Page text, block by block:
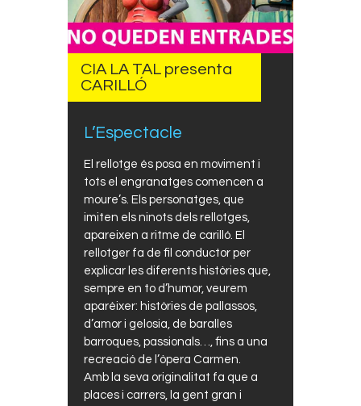
CIA LA TAL presenta
CARILLÓ
L’Espectacle
El rellotge és posa en moviment i
tots el engranatges comencen a
moure’s. Els personatges, que
imiten els ninots dels rellotges,
apareixen a ritme de carilló. El
rellotger fa de fil conductor per
explicar les diferents històries que,
sempre en to d’humor, veurem
aparèixer: històries de pallassos,
d’amor i gelosia, de baralles
barroques, passionals…, fins a una
recreació de l’òpera Carmen.
Amb la seva originalitat fa que a
places i carrers, la gent gran i